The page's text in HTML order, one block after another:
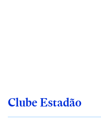
Clube Estadão